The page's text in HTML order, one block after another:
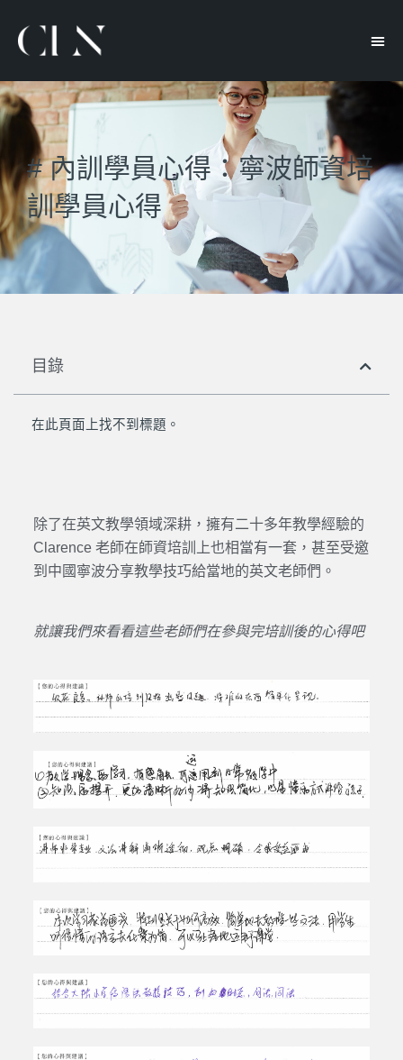
# 內訓學員心得：寧波師資培
訓學員心得
目錄
在此頁面上找不到標題。
除了在英文教學領域深耕，擁有二十多年教學經驗的
Clarence 老師在師資培訓上也相當有一套，甚至受邀
到中國寧波分享教學技巧給當地的英文老師們。
就讓我們來看看這些老師們在參與完培訓後的心得吧